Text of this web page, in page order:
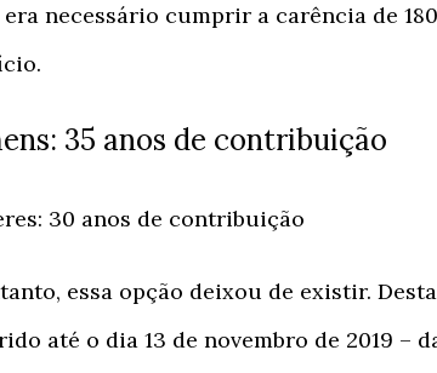
era necessário cumprir a carência de
35 anos de contribuição
30 anos de contribuição
essa opção deixou de existir.
até o dia 13 de novembro de 2019 –